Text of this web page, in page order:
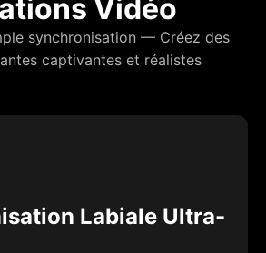
Vidéo
synchronisation — Créez des
captivantes et réalistes
Labiale Ultra-